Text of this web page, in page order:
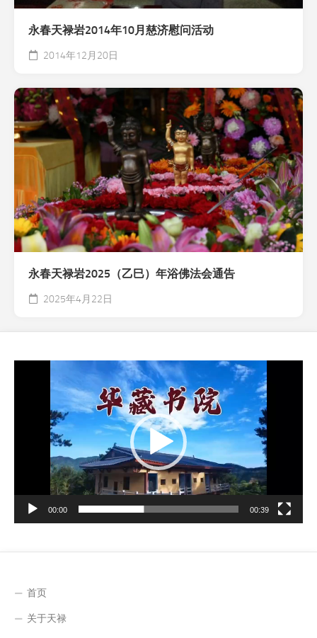
永春天禄岩2014年10月慈济慰问活动
2014年12月20日
永春天禄岩2025（乙巳）年浴佛法会通告
2025年4月22日
00:00 00:39
首页
关于天禄